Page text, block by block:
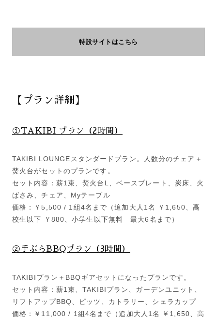
特設サイトはこちら
【プラン詳細】
①TAKIBI プラン（2時間）
TAKIBI LOUNGEスタンダードプラン。人数分のチェア＋
焚火台がセットのプランです。
セット内容：薪1束、焚火台L、ベースプレート、炭床、火
ばさみ、チェア、Myテーブル
価格：￥5,500 / 1組4名まで（追加大人1名 ￥1,650、高
校生以下 ￥880、小学生以下無料 最大6名まで）
②手ぶらBBQプラン（3時間）
TAKIBIプラン＋BBQギアセットになったプランです。
セット内容：薪1束、TAKIBIプラン、ガーデンユニット、
リフトアップBBQ、ピッツ、カトラリー、シェラカップ
価格：￥11,000 / 1組4名まで（追加大人1名 ￥1,650、高